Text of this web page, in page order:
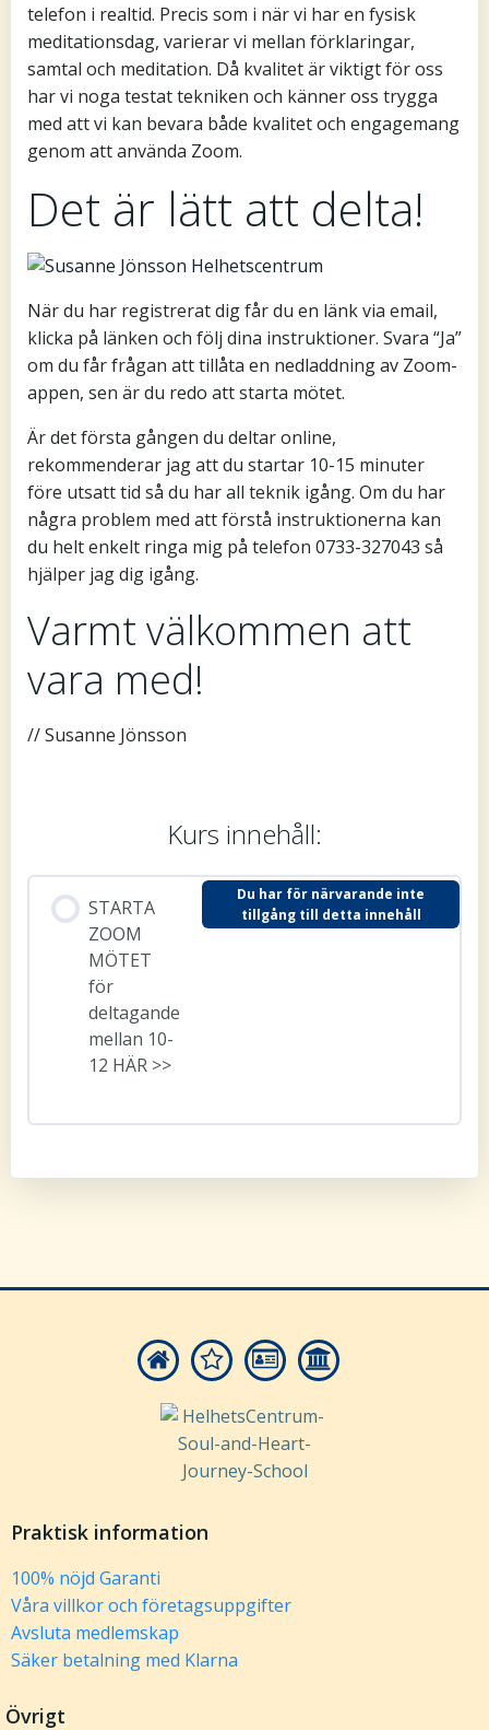
telefon i realtid. Precis som i när vi har en fysisk
meditationsdag, varierar vi mellan förklaringar,
samtal och meditation. Då kvalitet är viktigt för oss
har vi noga testat tekniken och känner oss trygga
med att vi kan bevara både kvalitet och engagemang
genom att använda Zoom.
Det är lätt att delta!
När du har registrerat dig får du en länk via email,
klicka på länken och följ dina instruktioner. Svara “Ja”
om du får frågan att tillåta en nedladdning av Zoom-
appen, sen är du redo att starta mötet.
Är det första gången du deltar online,
rekommenderar jag att du startar 10-15 minuter
före utsatt tid så du har all teknik igång. Om du har
några problem med att förstå instruktionerna kan
du helt enkelt ringa mig på telefon 0733-327043 så
hjälper jag dig igång.
Varmt välkommen att
vara med!
// Susanne Jönsson
Kurs innehåll:
STARTA
ZOOM
MÖTET
för
deltagande
mellan 10-
12 HÄR >>
Du har för närvarande inte
tillgång till detta innehåll
Praktisk information
100% nöjd Garanti
Våra villkor och företagsuppgifter
Avsluta medlemskap
Säker betalning med Klarna
Övrigt